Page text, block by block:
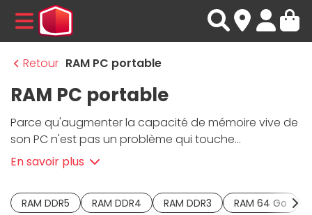
MENU
Retour RAM PC portable
RAM PC portable
Parce qu'augmenter la capacité de mémoire vive de
son PC n'est pas un problème qui touche
uniquement les ordinateurs de bureau
proposons une sélection de
PC portable
au format SO-DIMM. Vous retrouverez
notre catalogue, qui dispose à la fois de barrettes de
En savoir plus
RAM DDR5 RAM DDR4 RAM DDR3 RAM 64 Go